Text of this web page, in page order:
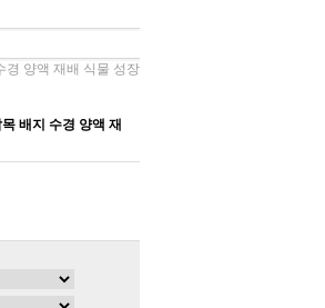
경 양액 재배 식물 성장
배지 수경 양액 재